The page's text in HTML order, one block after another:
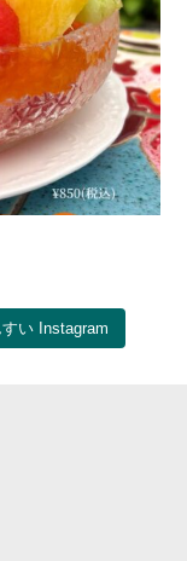
い Instagram